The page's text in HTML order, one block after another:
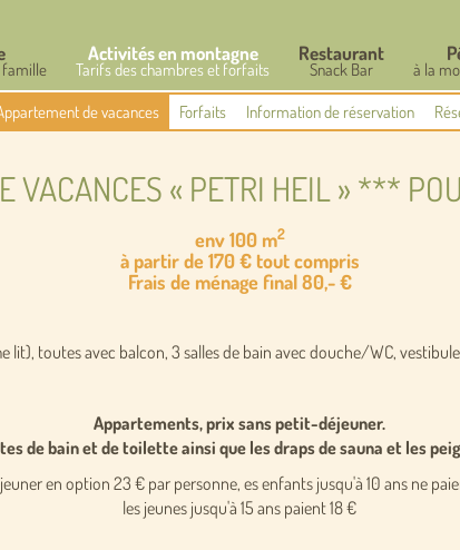
famille
Activités en montagne
Tarifs des chambres et forfaits
Restaurant
Snack Bar à la
de vacances Forfaits Information de réservation
VACANCES « PETRI HEIL » ***
env 100 m2
à partir de 170 € tout compris
Frais de ménage final 80,- €
lit), toutes avec balcon, 3 salles de bain avec douche/WC,
Appartements, prix sans petit-déjeuner.
de bain et de toilette ainsi que les draps de sauna et les
en option 23 € par personne, es enfants jusqu'à 10 ans ne
les jeunes jusqu'à 15 ans paient 18 €